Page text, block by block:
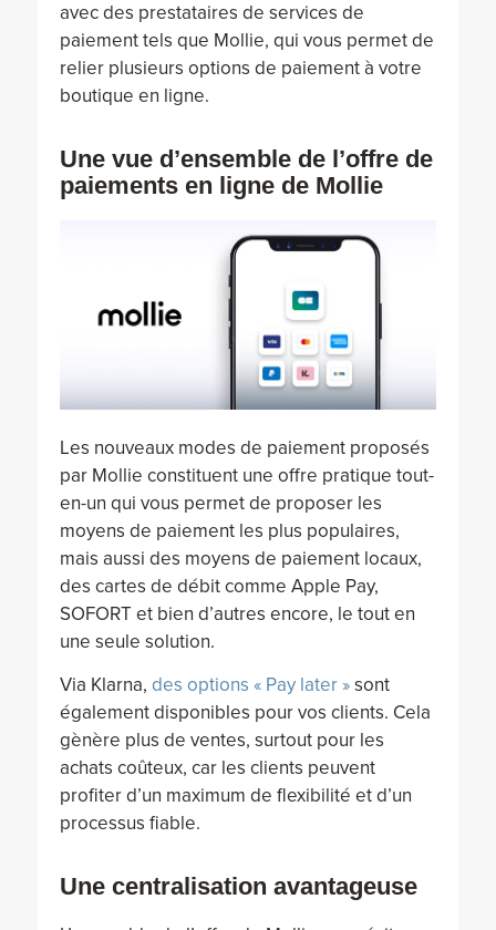
avec des prestataires de services de
paiement tels que Mollie, qui vous permet de
relier plusieurs options de paiement à votre
boutique en ligne.
Une vue d’ensemble de l’offre de
paiements en ligne de Mollie
Les nouveaux modes de paiement proposés
par Mollie constituent une offre pratique tout-
en-un qui vous permet de proposer les
moyens de paiement les plus populaires,
mais aussi des moyens de paiement locaux,
des cartes de débit comme Apple Pay,
SOFORT et bien d’autres encore, le tout en
une seule solution.
Via Klarna, des options « Pay later »sont
également disponibles pour vos clients. Cela
gènère plus de ventes, surtout pour les
achats coûteux, car les clients peuvent
profiter d’un maximum de flexibilité et d’un
processus fiable.
Une centralisation avantageuse